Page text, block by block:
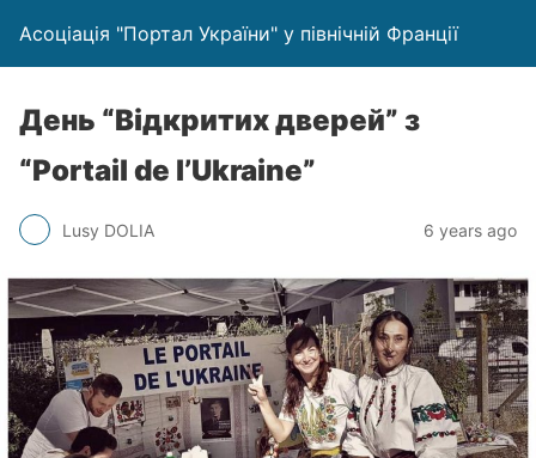
Асоціація "Портал України" у північній Франції
День “Відкритих дверей” з
“Portail de l’Ukraine”
Lusy DOLIA 6 years ago